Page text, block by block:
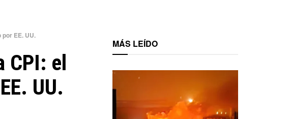
EE. UU.
CPI: el
UU.
MÁS LEÍDO